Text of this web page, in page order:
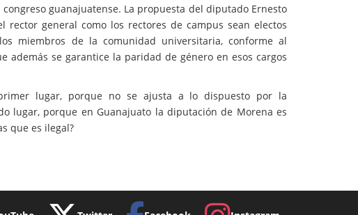
guanajuatense. La propuesta del diputado Ernesto
general como los rectores de campus sean electos
miembros de la comunidad universitaria, conforme al
además se garantice la paridad de género en esos cargos
lugar, porque no se ajusta a lo dispuesto por la
lugar, porque en Guanajuato la diputación de Morena es
que es ilegal?